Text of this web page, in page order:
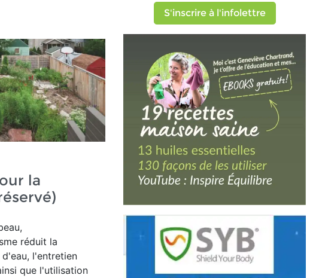
la
réduit la
l'entretien
que l'utilisation
S'inscrire à l'infolettre